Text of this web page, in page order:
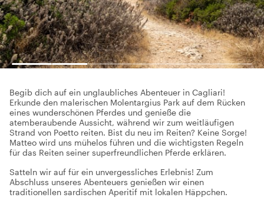
Begib dich auf ein unglaubliches Abenteuer in Cagliari!
Erkunde den malerischen Molentargius Park auf dem Rücken
eines wunderschönen Pferdes und genieße die
atemberaubende Aussicht, während wir zum weitläufigen
Strand von Poetto reiten. Bist du neu im Reiten? Keine Sorge!
Matteo wird uns mühelos führen und die wichtigsten Regeln
für das Reiten seiner superfreundlichen Pferde erklären.
Satteln wir auf für ein unvergessliches Erlebnis! Zum
Abschluss unseres Abenteuers genießen wir einen
traditionellen sardischen Aperitif mit lokalen Häppchen.